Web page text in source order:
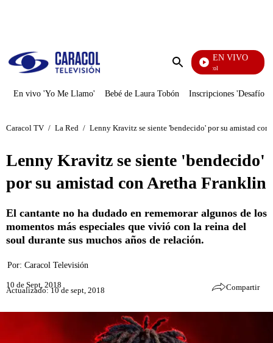
Enviar
EN VIVO
Noticias Caracol
En vivo 'Yo Me Llamo' Bebé de Laura Tobón Inscripciones 'Desafío'
Caracol TV / La Red / Lenny Kravitz se siente 'bendecido' por su amistad con
Lenny Kravitz se siente 'bendecido'
por su amistad con Aretha Franklin
El cantante no ha dudado en rememorar algunos de los
momentos más especiales que vivió con la reina del
soul durante sus muchos años de relación.
Por: Caracol Televisión
10 de Sept, 2018
Actualizado: 10 de sept, 2018 Compartir